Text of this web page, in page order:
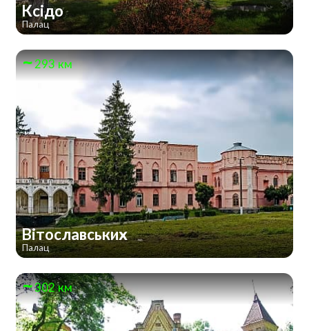
Ксідо
Палац
293 км
Вітославських
Палац
302 км